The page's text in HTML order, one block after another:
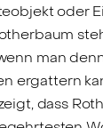
oder
man
ergattern
dass